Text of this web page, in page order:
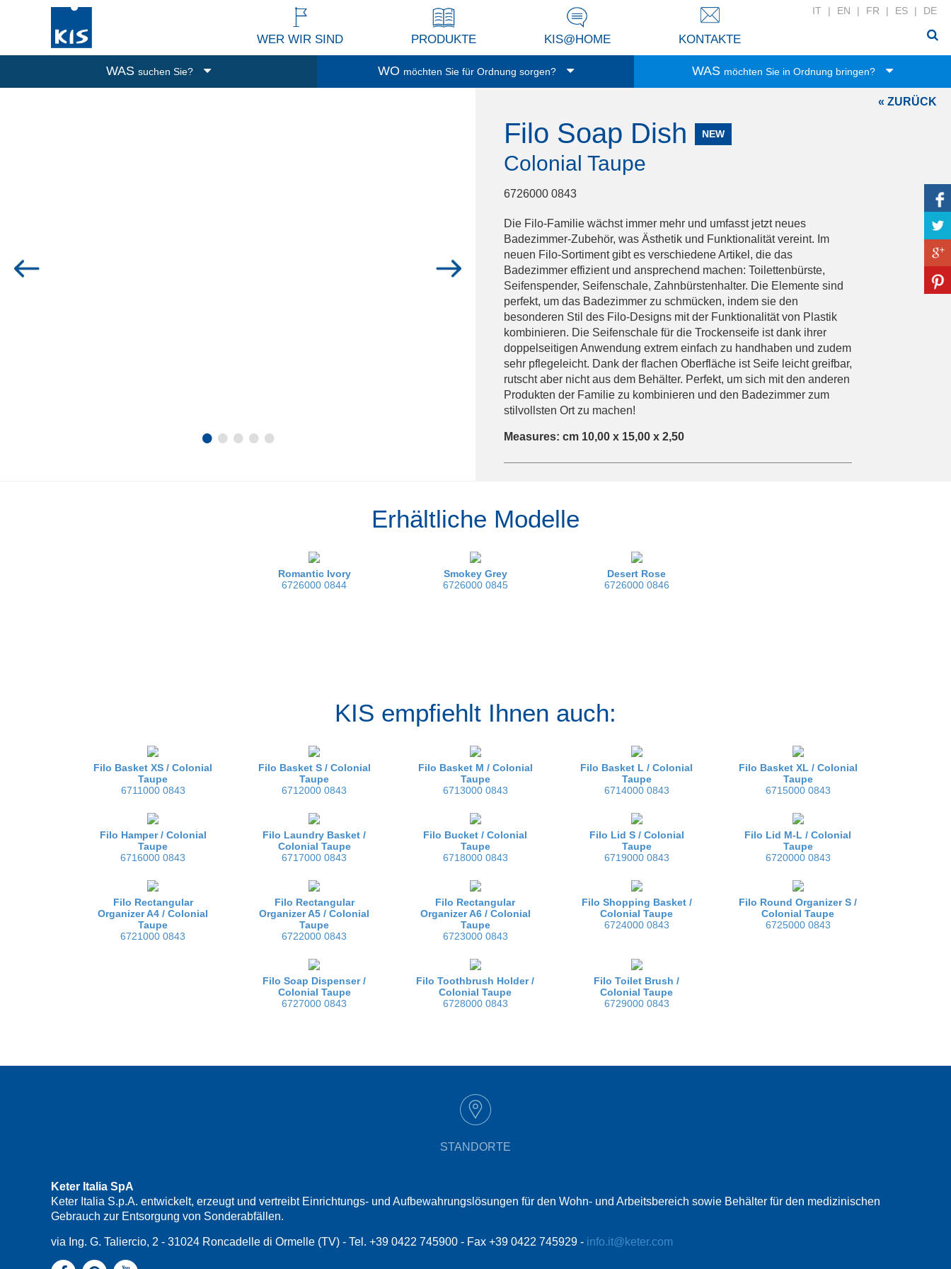
IT | EN | FR | ES | DE
WER WIR SIND PRODUKTE KIS@HOME KONTAKTE
WAS suchen Sie? WO möchten Sie für Ordnung sorgen?
Lebensmittel
Büro-Zubehör
Zubehör
Bad-Zubehör
Haushaltswäsche
DIY-Werkzeug
Öko-Sammlung
Gartenwerkzeug
WAS möchten Sie in Ordnung bringen?
•••••
« ZURÜCK
Filo Soap Dish NEW
Colonial Taupe
6726000 0843
Die Filo-Familie wächst immer mehr und umfasst jetzt neues
Badezimmer-Zubehör, was Ästhetik und Funktionalität vereint. Im
neuen Filo-Sortiment gibt es verschiedene Artikel, die das
Badezimmer effizient und ansprechend machen: Toilettenbürste,
Seifenspender, Seifenschale, Zahnbürstenhalter. Die Elemente sind
perfekt, um das Badezimmer zu schmücken, indem sie den
besonderen Stil des Filo-Designs mit der Funktionalität von Plastik
kombinieren. Die Seifenschale für die Trockenseife ist dank ihrer
doppelseitigen Anwendung extrem einfach zu handhaben und zudem
sehr pflegeleicht. Dank der flachen Oberfläche ist Seife leicht greifbar,
rutscht aber nicht aus dem Behälter. Perfekt, um sich mit den anderen
Produkten der Familie zu kombinieren und den Badezimmer zum
stilvollsten Ort zu machen!
Measures: cm 10,00 x 15,00 x 2,50
Erhältliche Modelle
Romantic Ivory
6726000 0844
Smokey Grey
6726000 0845
Desert Rose
6726000 0846
KIS empfiehlt Ihnen auch:
Filo Basket XS /Colonial
Taupe
6711000 0843
Filo Basket S / Colonial
Taupe
6712000 0843
Filo Basket M / Colonial
Taupe
6713000 0843
Filo Basket L /Colonial
Taupe
6714000 0843
Filo Basket XL / Colonial
Taupe
6715000 0843
Filo Hamper / Colonial
Taupe
6716000 0843
Filo Laundry Basket /
Colonial Taupe
6717000 0843
Filo Bucket /Colonial
Taupe
6718000 0843
Filo Lid S / Colonial
Taupe
6719000 0843
Filo Lid M-L /Colonial
Taupe
6720000 0843
Filo Rectangular
Organizer A4 /Colonial
Taupe
6721000 0843
Filo Rectangular
Organizer A5 / Colonial
Taupe
6722000 0843
Filo Rectangular
Organizer A6 / Colonial
Taupe
6723000 0843
Filo Shopping Basket /
Colonial Taupe
6724000 0843
Filo Round Organizer S /
Colonial Taupe
6725000 0843
Filo Soap Dispenser /
Colonial Taupe
6727000 0843
Filo Toothbrush Holder /
Colonial Taupe
6728000 0843
Filo Toilet Brush /
Colonial Taupe
6729000 0843
STANDORTE
Keter Italia SpA
Keter Italia S.p.A. entwickelt, erzeugt und vertreibt Einrichtungs- und Aufbewahrungslösungen für den Wohn- und Arbeitsbereich sowie Behälter für den medizinischen
Gebrauch zur Entsorgung von Sonderabfällen.
via Ing. G. Taliercio, 2 - 31024 Roncadelle di Ormelle (TV) - Tel. +39 0422 745900 - Fax +39 0422 745929 - info.it@keter.com